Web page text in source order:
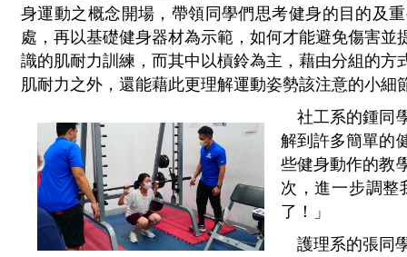
身運動之概念開場，帶領同學們思考健身的目的及
處，再以基礎健身器材為示範，如何才能避免傷害
識的肌耐力訓練，而其中以槓鈴為主，藉由分組的
肌耐力之外，還能藉此更理解運動姿勢該注意的小細
社工系的鍾同
解到許多簡單的
些健身動作的教
次，進一步調整
了！」
護理系的張同